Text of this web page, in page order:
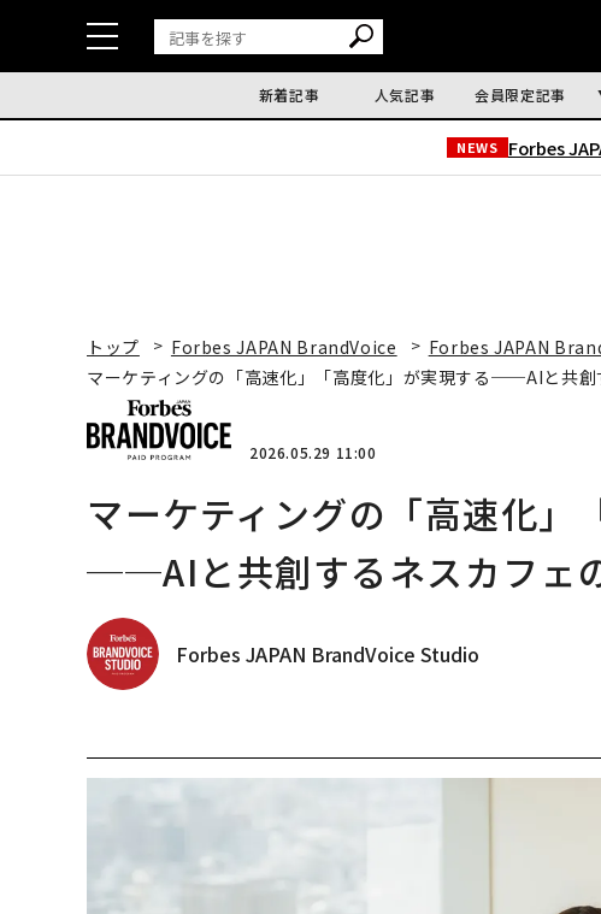
新着記事 人気記事 会員限定記事
NEWS Forbes
トップ Forbes JAPAN BrandVoice
Forbes JAPAN
マーケティングの「高速化」「高度化」が実現する──AIと共
2026.05.29 11:00
マーケティングの「高速化」
──AIと共創するネスカフェ
Forbes JAPAN BrandVoice Studio